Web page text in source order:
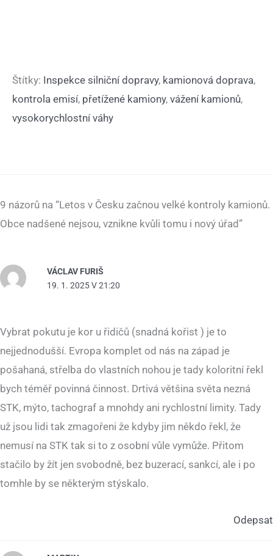
Štítky: Inspekce silniční dopravy, kamionová doprava,
kontrola emisí, přetížené kamiony, vážení kamionů,
vysokorychlostní váhy
9 názorů na “Letos v Česku začnou velké kontroly kamionů.
Obce nadšené nejsou, vznikne kvůli tomu i nový úřad”
VÁCLAV FURIŠ
19. 1. 2025 V 21:20
Vybrat pokutu je kor u řidičů (snadná kořist ) je to
nejjednodušší. Evropa komplet od nás na západ je
pošahaná, střelba do vlastních nohou je tady koloritní řekl
bych téměř povinná činnost. Drtivá většina světa nezná
STK, mýto, tachograf a mnohdy ani rychlostní limity. Tady
už jsou lidi tak zmagořeni že kdyby jim někdo řekl, že
nemusí na STK tak si to z osobní vůle vymůže. Přitom
stačilo by žít jen svobodně, bez buzerací, sankcí, ale i po
tomhle by se některým stýskalo.
Odepsat